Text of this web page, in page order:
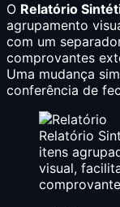
O Relatório
agrupamento
com um
comprovantes
Uma mudança
conferência de
Relatório
itens
visual,